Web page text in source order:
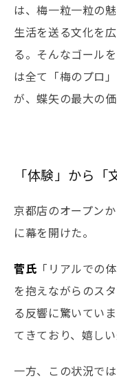
は、梅一粒一粒の
生活を送る文化を
る。そんなゴール
は全て「梅のプロ
が、蝶矢の最大の
「体験」から「
京都店のオープン
に幕を開けた。
菅氏 「リアルでの
を抱えながらのス
る反響に驚いてい
てきており、嬉し
一方、この状況で